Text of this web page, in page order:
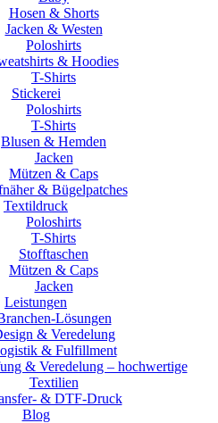
Hosen & Shorts
Jacken & Westen
Poloshirts
& Hoodies
T-Shirts
Stickerei
Poloshirts
T-Shirts
Blusen & Hemden
Jacken
Mützen & Caps
& Bügelpatches
Textildruck
Poloshirts
T-Shirts
Stofftaschen
Mützen & Caps
Jacken
Leistungen
Lösungen
& Veredelung
& Fulfillment
& Veredelung – hochwertige
Textilien
& DTF-Druck
Blog